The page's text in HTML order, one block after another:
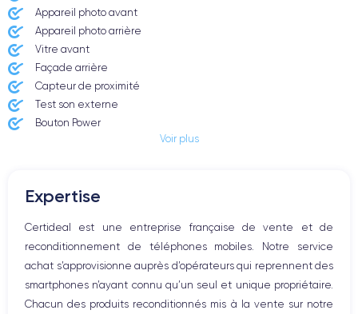
Appareil photo avant
Appareil photo arrière ​
Vitre avant ​
Façade arrière
Capteur de proximité
Test son externe
Bouton Power
Haut parleur
Bouton Home
Bluetooth
WiFi
Réseau
Vibreur
Voir plus
Expertise
Certideal est une entreprise française de vente et de
reconditionnement de téléphones mobiles. Notre service
achat s’approvisionne auprès d’opérateurs qui reprennent des
smartphones n’ayant connu qu’un seul et unique propriétaire.
Chacun des produits reconditionnés mis à la vente sur notre